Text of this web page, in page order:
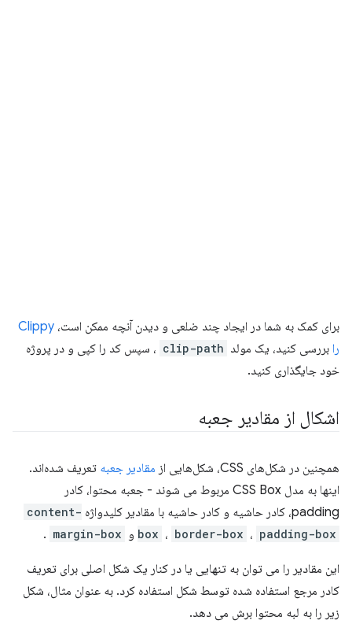
برای کمک به شما در ایجاد چند ضلعی و دیدن آنچه ممکن است، Clippy
را بررسی کنید، یک مولد clip-path ، سپس کد را کپی و در پروژه
خود جایگذاری کنید.
اشکال از مقادیر جعبه
همچنین در شکل‌های CSS، شکل‌هایی از مقادیر جعبه تعریف شده‌اند.
اینها به مدل CSS Box مربوط می شوند - جعبه محتوا، کادر
padding، کادر حاشیه و کادر حاشیه با مقادیر کلیدواژه
content-
box ، border-box ، padding-box و margin-box
.
این مقادیر را می توان به تنهایی یا در کنار یک شکل اصلی برای تعریف
کادر مرجع استفاده شده توسط شکل استفاده کرد. به عنوان مثال، شکل
زیر را به لبه محتوا برش می دهد.